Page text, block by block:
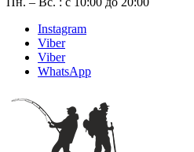
Instagram
Viber
Viber
WhatsApp